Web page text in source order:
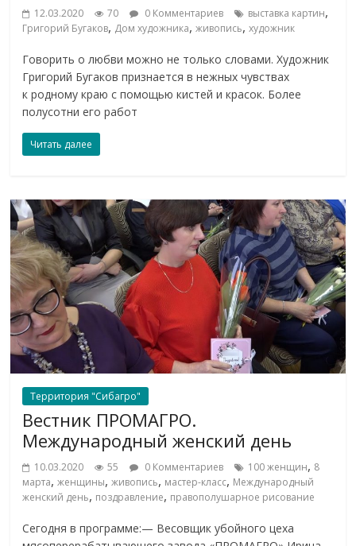
12.03.2020 70 0 Комментариев выставка картин,
Григорий Бугаков, Дом художника,живопись,художник
Говорить о любви можно не только словами. Художник
Григорий Бугаков признается в нежных чувствах
к родному краю с помощью кистей и красок. Более
полусотни его работ
Читать далее
Территория "Сибагро"
Вестник ПРОМАГРО.
Международный женский день
10.03.2020 55 0 Комментариев 100 женщин, 8
марта,женщины,живопись, мастер-класс, Международный
женский день, поздравление, правополушарное рисование
Сегодня в программе:— Весовщик убойного цеха